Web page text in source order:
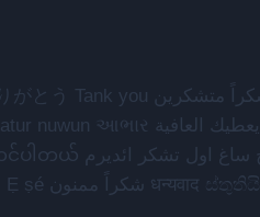
مهرباني Merci شكرا شكرا الله يكثر خيرك Rahmat नന്ദि Matur sokkor شكرا Dziękuję مننه Ẹ ṣé شكراً ممنون धन्यवाद ස්තුතියි